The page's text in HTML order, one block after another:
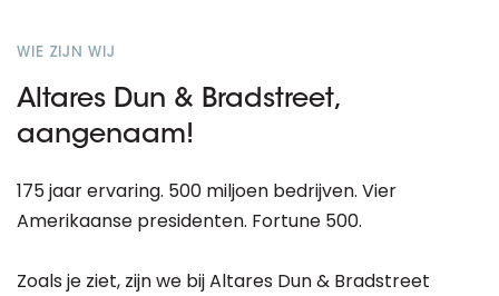
WIE ZIJN WIJ
Altares Dun & Bradstreet,
aangenaam!
175 jaar ervaring. 500 miljoen bedrijven. Vier
Amerikaanse presidenten. Fortune 500.
Zoals je ziet, zijn we bij Altares Dun & Bradstreet